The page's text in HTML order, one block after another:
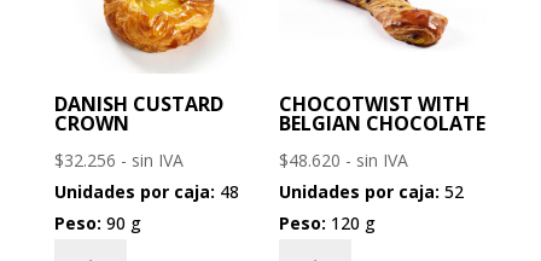
DANISH CUSTARD
CROWN
$32.256 - sin IVA
Unidades por caja: 48
Peso: 90 g
CHOCOTWIST WITH
BELGIAN CHOCOLATE
$48.620 - sin IVA
Unidades por caja: 52
Peso: 120 g